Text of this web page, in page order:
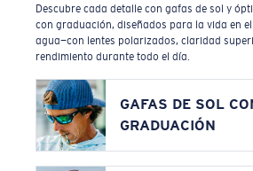
Descubre cada detalle con gafas de sol y
con graduación, diseñados para la vida en el
agua—con lentes polarizados, claridad
rendimiento durante todo el día.
GAFAS DE SOL
GRADUACIÓN